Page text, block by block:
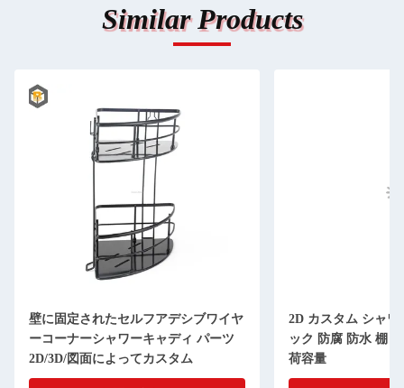
Similar Products
壁に固定されたセルフアデシブワイヤ
ーコーナーシャワーキャディ パーツ
2D/3D/図面によってカスタム
2D カスタム シャ
ック 防腐 防水 棚
荷容量